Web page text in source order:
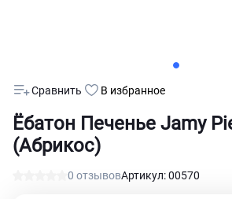
Ёбатон Печенье Jamy
(Абрикос)
0 отзывовАртикул: 00570
Сравнить В избранное